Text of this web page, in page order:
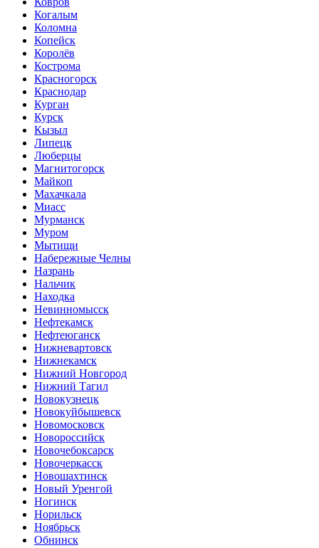
Когалым
Коломна
Копейск
Королёв
Кострома
Красногорск
Краснодар
Курган
Курск
Кызыл
Липецк
Люберцы
Магнитогорск
Майкоп
Махачкала
Миасс
Мурманск
Муром
Мытищи
Набережные Челны
Назрань
Нальчик
Находка
Невинномысск
Нефтекамск
Нефтеюганск
Нижневартовск
Нижнекамск
Нижний Новгород
Нижний Тагил
Новокузнецк
Новокуйбышевск
Новомосковск
Новороссийск
Новочебоксарск
Новочеркасск
Новошахтинск
Новый Уренгой
Ногинск
Норильск
Ноябрьск
Обнинск